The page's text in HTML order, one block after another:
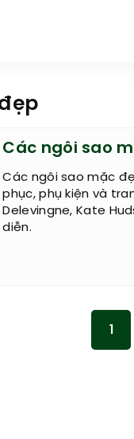
Các ngôi sao
Các ngôi sao mặc
phục, phụ kiện và
Delevingne, Kate
diễn.